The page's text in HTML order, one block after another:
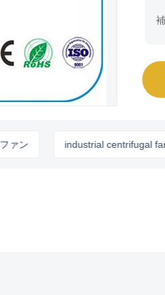
industrial centrifugal fans